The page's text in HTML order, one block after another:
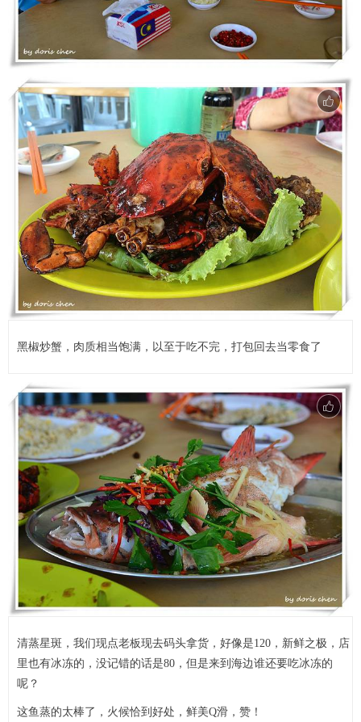
黑椒炒蟹，肉质相当饱满，以至于吃不完，打包回去当零食了
清蒸星斑，我们现点老板现去码头拿货，好像是120，新鲜之极，店
里也有冰冻的，没记错的话是80，但是来到海边谁还要吃冰冻的
呢？
这鱼蒸的太棒了，火候恰到好处，鲜美Q滑，赞！